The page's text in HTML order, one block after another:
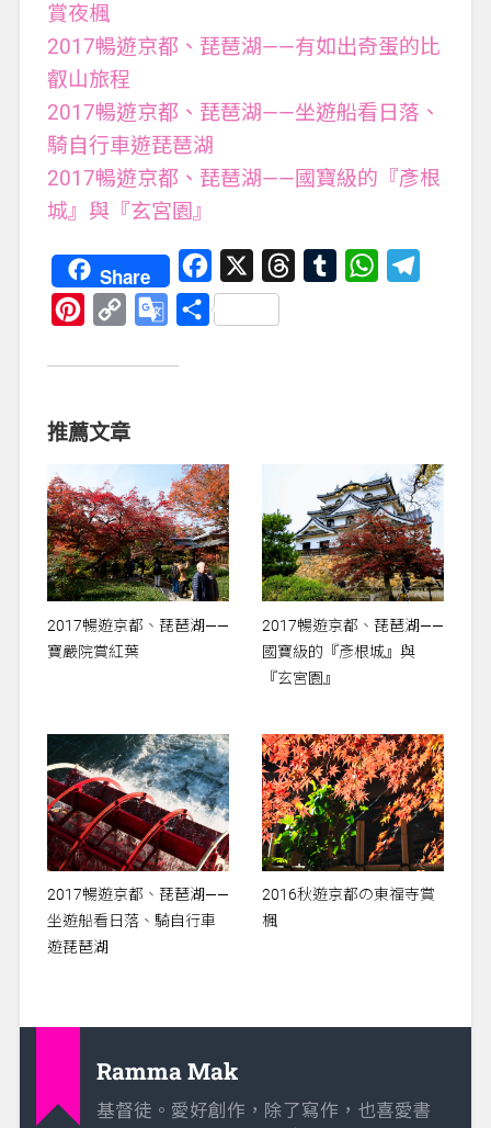
賞夜楓
2017暢遊京都、琵琶湖——有如出奇蛋的比
叡山旅程
2017暢遊京都、琵琶湖——坐遊船看日落、
騎自行車遊琵琶湖
2017暢遊京都、琵琶湖——國寶級的『彥根
城』與『玄宮園』
Share Facebook ThreadsTumblr WhatsApp
PinterestCopy
Google分
推薦文章
2017暢遊京都、琵琶湖——
寶嚴院賞紅葉
2017暢遊京都、琵琶湖——
國寶級的『彥根城』與
『玄宮園』
2017暢遊京都、琵琶湖——
坐遊船看日落、騎自行車
遊琵琶湖
2016秋遊京都の東福寺賞
楓
Ramma Mak
基督徒。愛好創作，除了寫作，也喜愛書